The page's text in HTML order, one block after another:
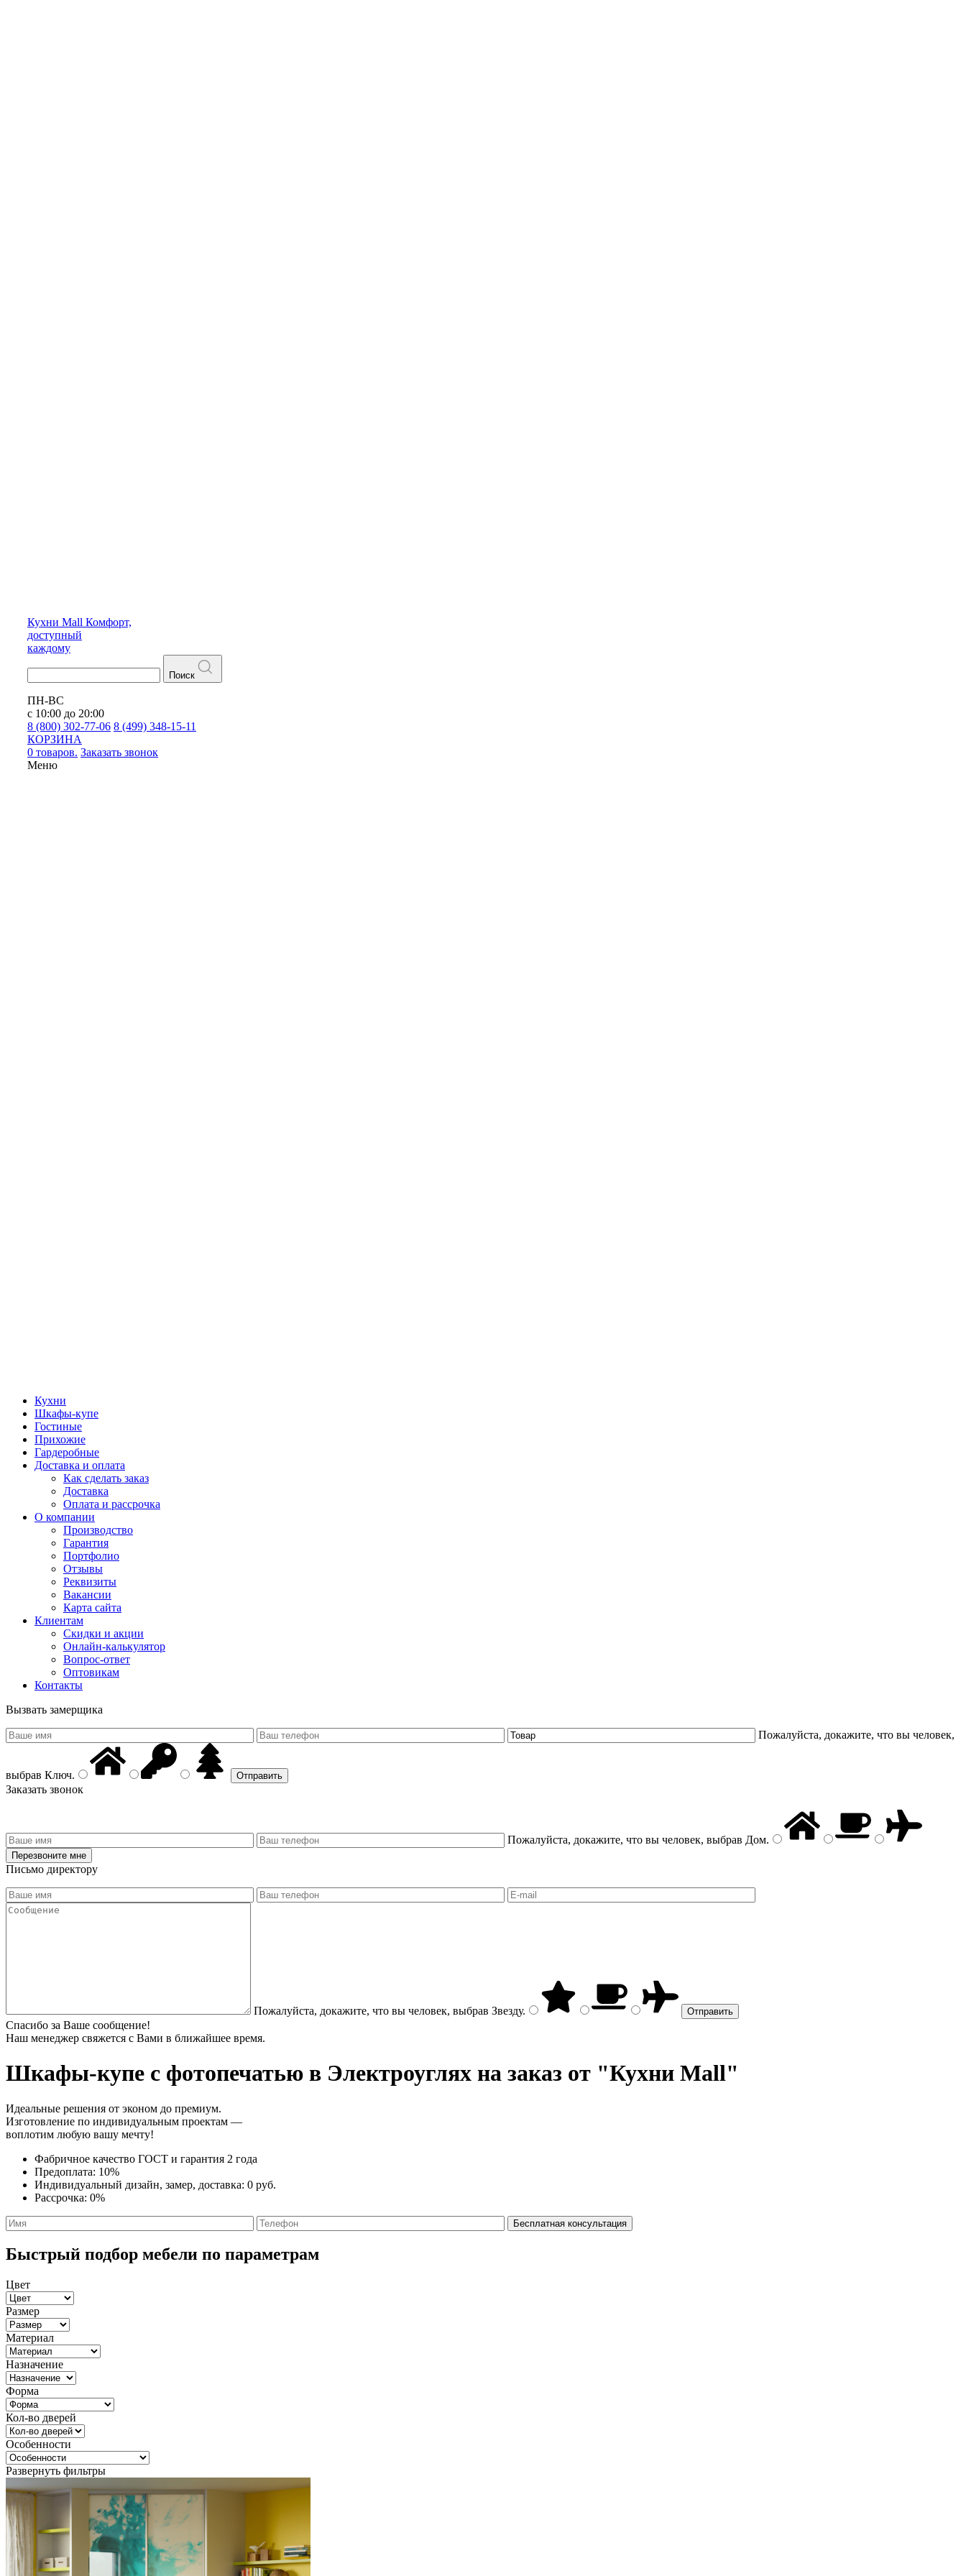
Кухни Mall Комфорт,
доступный
каждому
Поиск
ПН-ВС
с 10:00 до 20:00
8 (800) 302-77-06 8 (499) 348-15-11
КОРЗИНА
0 товаров. Заказать звонок
Меню
Кухни
Шкафы-купе
Гостиные
Прихожие
Гардеробные
Доставка и оплата
Как сделать заказ
Доставка
Оплата и рассрочка
О компании
Производство
Гарантия
Портфолио
Отзывы
Реквизиты
Вакансии
Карта сайта
Клиентам
Скидки и акции
Онлайн-калькулятор
Вопрос-ответ
Оптовикам
Контакты
Вызвать замерщика
Пожалуйста, докажите, что вы человек,
выбрав Ключ.
Заказать звонок
Пожалуйста, докажите, что вы человек, выбрав Дом.
Письмо директору
Пожалуйста, докажите, что вы человек, выбрав Звезду.
Спасибо за Ваше сообщение!
Наш менеджер свяжется с Вами в ближайшее время.
Шкафы-купе с фотопечатью в Электроуглях на заказ от "Кухни Mall"
Идеальные решения от эконом до премиум.
Изготовление по индивидуальным проектам —
воплотим любую вашу мечту!
Фабричное качество ГОСТ и гарантия 2 года
Предоплата: 10%
Индивидуальный дизайн, замер, доставка: 0 руб.
Рассрочка: 0%
Быстрый подбор мебели по параметрам
Цвет
Размер
Материал
Назначение
Форма
Кол-во дверей
Особенности
Развернуть фильтры